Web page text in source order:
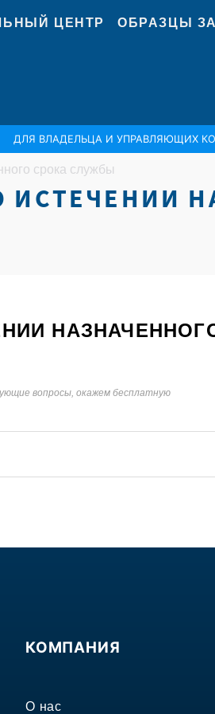
ЦЕНТР ОБРАЗЦЫ
ДЛЯ ВЛАДЕЛЬЦА И УПРАВЛЯЮЩИХ
срока службы
ИСТЕЧЕНИИ
вопросы, окажем бесплатную
КОМПАНИЯ
О нас